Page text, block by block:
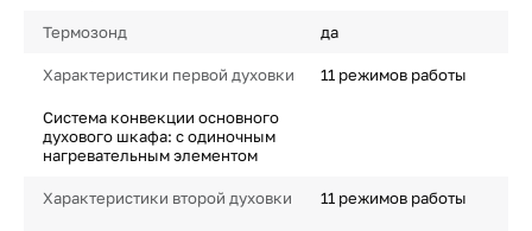
Термозонд да
Характеристики первой духовки 11 режимов работы
Система конвекции основного
духового шкафа: с одиночным
нагревательным элементом
Характеристики второй духовки 11 режимов работы